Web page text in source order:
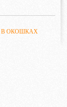
В ОКОШКАХ